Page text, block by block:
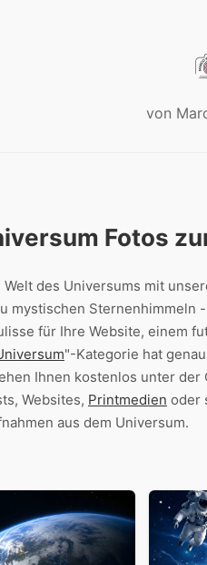
von
Fotos
des Universums mit
mystischen Sternenhimmeln
für Ihre Website, einem
"-Kategorie hat
Ihnen kostenlos unter
Websites, Printmedien oder
aus dem Universum.